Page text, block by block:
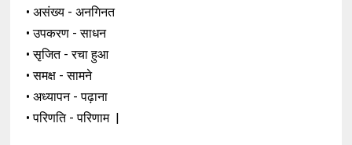
• असंख्य - अनगिनत
• उपकरण - साधन
• सृजित - रचा हुआ
• समक्ष - सामने
• अध्यापन - पढ़ाना
• परिणति - परिणाम |